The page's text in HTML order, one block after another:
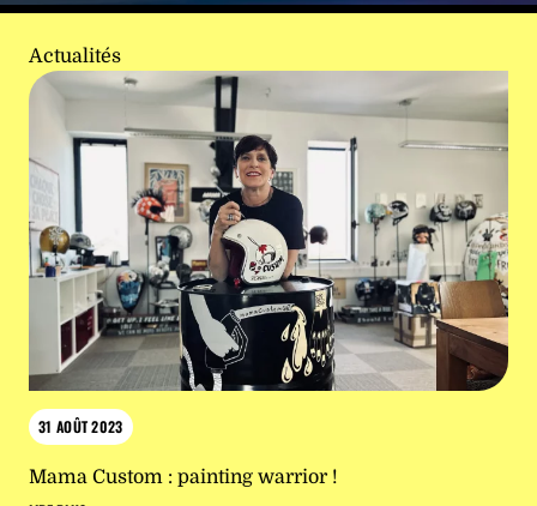
Actualités
31 AOÛT 2023
Mama Custom : painting warrior !